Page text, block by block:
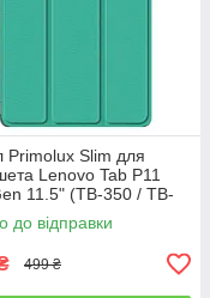
Primolux Slim для
Lenovo Tab P11
11.5" (TB-350 / TB-
Green
до відправки
499 ₴